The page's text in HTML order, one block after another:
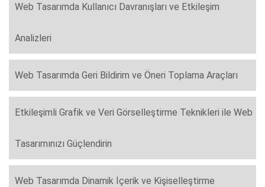
Web Tasarımda Kullanıcı Davranışları ve Etkileşim
Analizleri
Web Tasarımda Geri Bildirim ve Öneri Toplama Araçları
Etkileşimli Grafik ve Veri Görselleştirme Teknikleri ile Web
Tasarımınızı Güçlendirin
Web Tasarımda Dinamik İçerik ve Kişiselleştirme